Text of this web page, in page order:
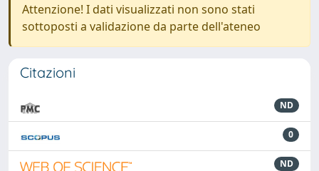
Attenzione! I dati visualizzati non sono stati
sottoposti a validazione da parte dell'ateneo
Citazioni
ND
0
ND